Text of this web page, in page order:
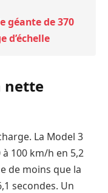
géante de 370
d’échelle
nette
La Model 3
100 km/h en 5,2
de moins que la
secondes. Un